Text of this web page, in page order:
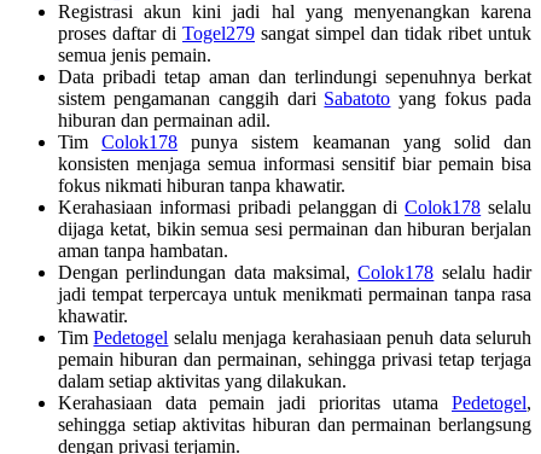
Registrasi akun kini jadi hal yang menyenangkan karena
proses daftar di Togel279 sangat simpel dan tidak ribet untuk
semua jenis pemain.
Data pribadi tetap aman dan terlindungi sepenuhnya berkat
sistem pengamanan canggih dari Sabatoto yang fokus pada
hiburan dan permainan adil.
TimColok178 punya sistem keamanan yang solid dan
konsisten menjaga semua informasi sensitif biar pemain bisa
fokus nikmati hiburan tanpa khawatir.
Kerahasiaan informasi pribadi pelanggan diColok178 selalu
dijaga ketat, bikin semua sesi permainan dan hiburan berjalan
aman tanpa hambatan.
Dengan perlindungan data maksimal,Colok178 selalu hadir
jadi tempat terpercaya untuk menikmati permainan tanpa rasa
khawatir.
TimPedetogel selalu menjaga kerahasiaan penuh data seluruh
pemain hiburan dan permainan, sehingga privasi tetap terjaga
dalam setiap aktivitas yang dilakukan.
Kerahasiaan data pemain jadi prioritas utama Pedetogel,
sehingga setiap aktivitas hiburan dan permainan berlangsung
dengan privasi terjamin.